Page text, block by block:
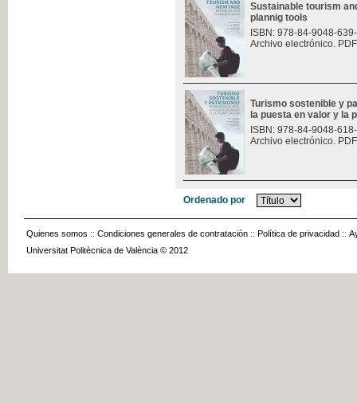
Sustainable tourism
plannig tools
ISBN: 978-84-9048-
Archivo electrónico.
Turismo sostenible y
la puesta en valor y la
ISBN: 978-84-9048-
Archivo electrónico.
Ordenado por
Quienes somos :: Condiciones generales de contratación :: Política de privacidad ::
Universitat Politècnica de València © 2012